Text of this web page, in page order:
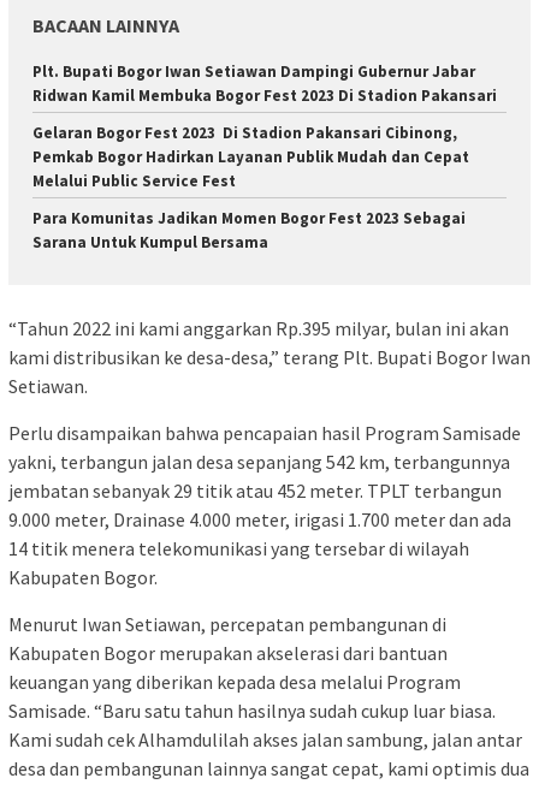
BACAAN LAINNYA
Plt. Bupati Bogor Iwan Setiawan Dampingi Gubernur Jabar
Ridwan Kamil Membuka Bogor Fest 2023 Di Stadion Pakansari
Gelaran Bogor Fest 2023 Di Stadion Pakansari Cibinong,
Pemkab Bogor Hadirkan Layanan Publik Mudah dan Cepat
Melalui Public Service Fest
Para Komunitas Jadikan Momen Bogor Fest 2023 Sebagai
Sarana Untuk Kumpul Bersama
“Tahun 2022 ini kami anggarkan Rp.395 milyar, bulan ini akan
kami distribusikan ke desa-desa,” terang Plt. Bupati Bogor Iwan
Setiawan.
Perlu disampaikan bahwa pencapaian hasil Program Samisade
yakni, terbangun jalan desa sepanjang 542 km, terbangunnya
jembatan sebanyak 29 titik atau 452 meter. TPLT terbangun
9.000 meter, Drainase 4.000 meter, irigasi 1.700 meter dan ada
14 titik menera telekomunikasi yang tersebar di wilayah
Kabupaten Bogor.
Menurut Iwan Setiawan, percepatan pembangunan di
Kabupaten Bogor merupakan akselerasi dari bantuan
keuangan yang diberikan kepada desa melalui Program
Samisade. “Baru satu tahun hasilnya sudah cukup luar biasa.
Kami sudah cek Alhamdulilah akses jalan sambung, jalan antar
desa dan pembangunan lainnya sangat cepat, kami optimis dua